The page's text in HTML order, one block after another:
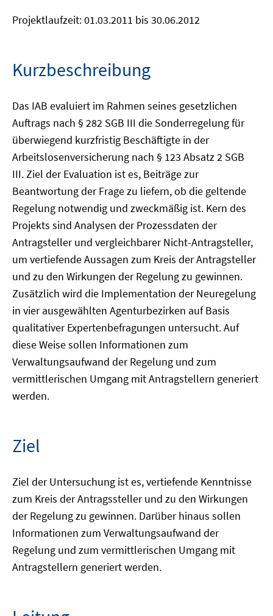
Projektlaufzeit: 01.03.2011 bis 30.06.2012
Kurzbeschreibung
Das IAB evaluiert im Rahmen seines gesetzlichen
Auftrags nach § 282 SGB III die Sonderregelung für
überwiegend kurzfristig Beschäftigte in der
Arbeitslosenversicherung nach § 123 Absatz 2 SGB
III. Ziel der Evaluation ist es, Beiträge zur
Beantwortung der Frage zu liefern, ob die geltende
Regelung notwendig und zweckmäßig ist. Kern des
Projekts sind Analysen der Prozessdaten der
Antragsteller und vergleichbarer Nicht-Antragsteller,
um vertiefende Aussagen zum Kreis der Antragsteller
und zu den Wirkungen der Regelung zu gewinnen.
Zusätzlich wird die Implementation der Neuregelung
in vier ausgewählten Agenturbezirken auf Basis
qualitativer Expertenbefragungen untersucht. Auf
diese Weise sollen Informationen zum
Verwaltungsaufwand der Regelung und zum
vermittlerischen Umgang mit Antragstellern generiert
werden.
Ziel
Ziel der Untersuchung ist es, vertiefende Kenntnisse
zum Kreis der Antragssteller und zu den Wirkungen
der Regelung zu gewinnen. Darüber hinaus sollen
Informationen zum Verwaltungsaufwand der
Regelung und zum vermittlerischen Umgang mit
Antragstellern generiert werden.